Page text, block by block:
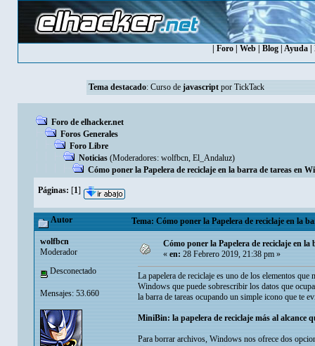
Foro| Web| Blog| Ayuda|
Tema destacado: Curso de javascriptpor TickTack
Foro de elhacker.net
Foros Generales
Foro Libre
Noticias (Moderadores: wolfbcn, El_Andaluz)
Cómo poner la Papelera de reciclaje en la barra de tareas en
Páginas: [1]
Autor Tema: Cómo poner la Papelera de reciclaje en la
wolfbcn
Moderador
Desconectado
Mensajes: 53.660
Cómo poner la Papelera de reciclaje en
«en:28 Febrero 2019, 21:38 pm »
La papelera de reciclaje es uno de los elementos
Windows que puede sobrescribir los datos que
la barra de tareas ocupando un simple icono que te
MiniBin: la papelera de reciclaje más al alcance
Para borrar archivos, Windows nos ofrece dos